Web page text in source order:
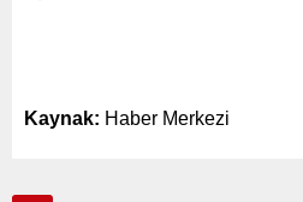
Kaynak: Haber Merkezi